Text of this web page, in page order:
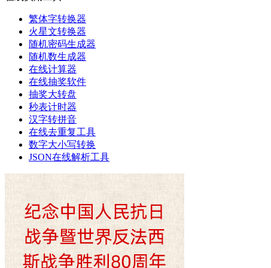
繁体字转换器
火星文转换器
随机密码生成器
随机数生成器
在线计算器
在线抽奖软件
抽奖大转盘
秒表计时器
汉字转拼音
在线去重复工具
数字大小写转换
JSON在线解析工具